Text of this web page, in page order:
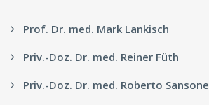
Prof. Dr. med. Mark Lankisch
Priv.-Doz. Dr. med. Reiner Füth
Priv.-Doz. Dr. med. Roberto Sansone